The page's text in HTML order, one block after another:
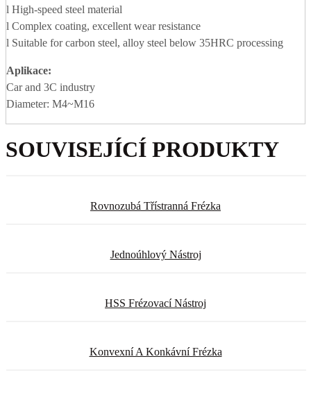
l High-speed steel material
l Complex coating, excellent wear resistance
l Suitable for carbon steel, alloy steel below 35HRC processing
Aplikace:
Car and 3C industry
Diameter: M4~M16
SOUVISEJÍCÍ PRODUKTY
Rovnozubá Třístranná Frézka
Jednoúhlový Nástroj
HSS Frézovací Nástroj
Konvexní A Konkávní Frézka